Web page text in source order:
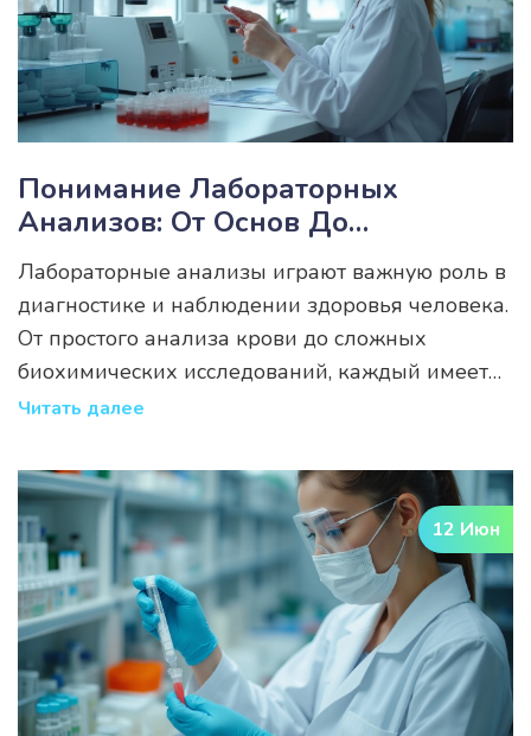
Понимание Лабораторных
Анализов: От Основ До
Применения
Лабораторные анализы играют важную роль в
диагностике и наблюдении здоровья человека.
От простого анализа крови до сложных
биохимических исследований, каждый имеет
свою специфическую функцию. Эта статья
анализов и их значимость в повседневной
медицинской практике.
Читать далее
12 Июн